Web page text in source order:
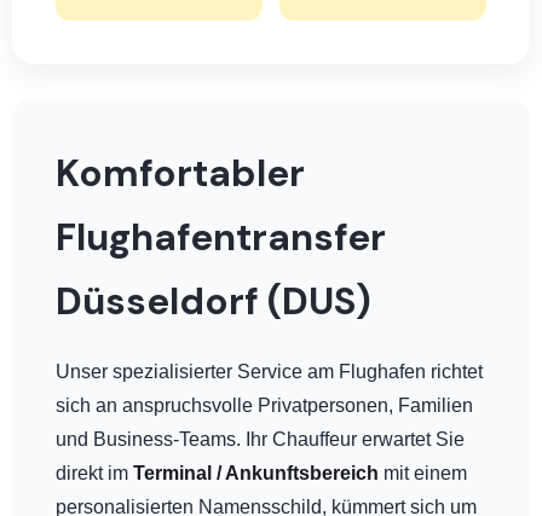
Komfortabler
Flughafentransfer
Düsseldorf (DUS)
Unser spezialisierter Service am Flughafen richtet
sich an anspruchsvolle Privatpersonen, Familien
und Business-Teams. Ihr Chauffeur erwartet Sie
direkt im Terminal / Ankunftsbereich mit einem
personalisierten Namensschild, kümmert sich um